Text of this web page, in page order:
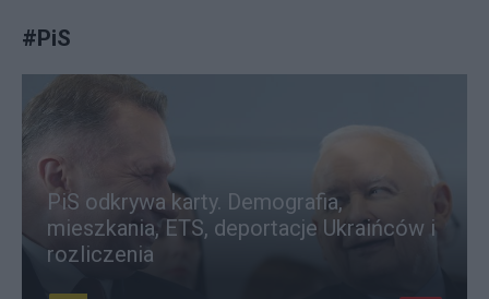
#PiS
PiS odkrywa karty. Demografia,
mieszkania, ETS, deportacje Ukraińców i
rozliczenia